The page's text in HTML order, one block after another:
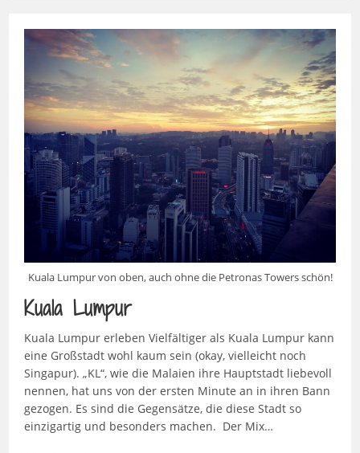
Kuala Lumpur von oben, auch ohne die Petronas Towers schön!
Kuala Lumpur
Kuala Lumpur erleben Vielfältiger als Kuala Lumpur kann
eine Großstadt wohl kaum sein (okay, vielleicht noch
Singapur). „KL“, wie die Malaien ihre Hauptstadt liebevoll
nennen, hat uns von der ersten Minute an in ihren Bann
gezogen. Es sind die Gegensätze, die diese Stadt so
einzigartig und besonders machen. Der Mix…